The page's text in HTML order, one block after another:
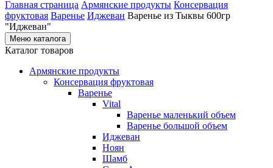
Главная страница Армянские продукты Консервация
фруктовая Варенье Иджеван Варенье из Тыквы 600гр
"Иджеван"
Меню каталога
Каталог товаров
Армянские продукты
Консервация фруктовая
Варенье
Vital
Варенье маленький объем
Варенье большой объем
Иджеван
Ноян
Шамб